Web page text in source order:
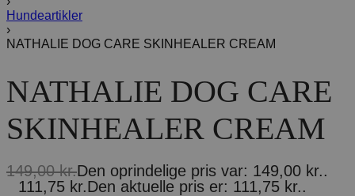
Hundeartikler
›
NATHALIE DOG CARE SKINHEALER CREAM
NATHALIE DOG CARE
SKINHEALER CREAM
149,00kr.Den oprindelige pris var: 149,00 kr..
111,75 kr.Den aktuelle pris er: 111,75 kr..